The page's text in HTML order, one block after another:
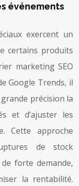
événements
exercent un
certains produits
marketing SEO
Google Trends, il
précision la
et d’ajuster les
Cette approche
de stock
forte demande,
la rentabilité.